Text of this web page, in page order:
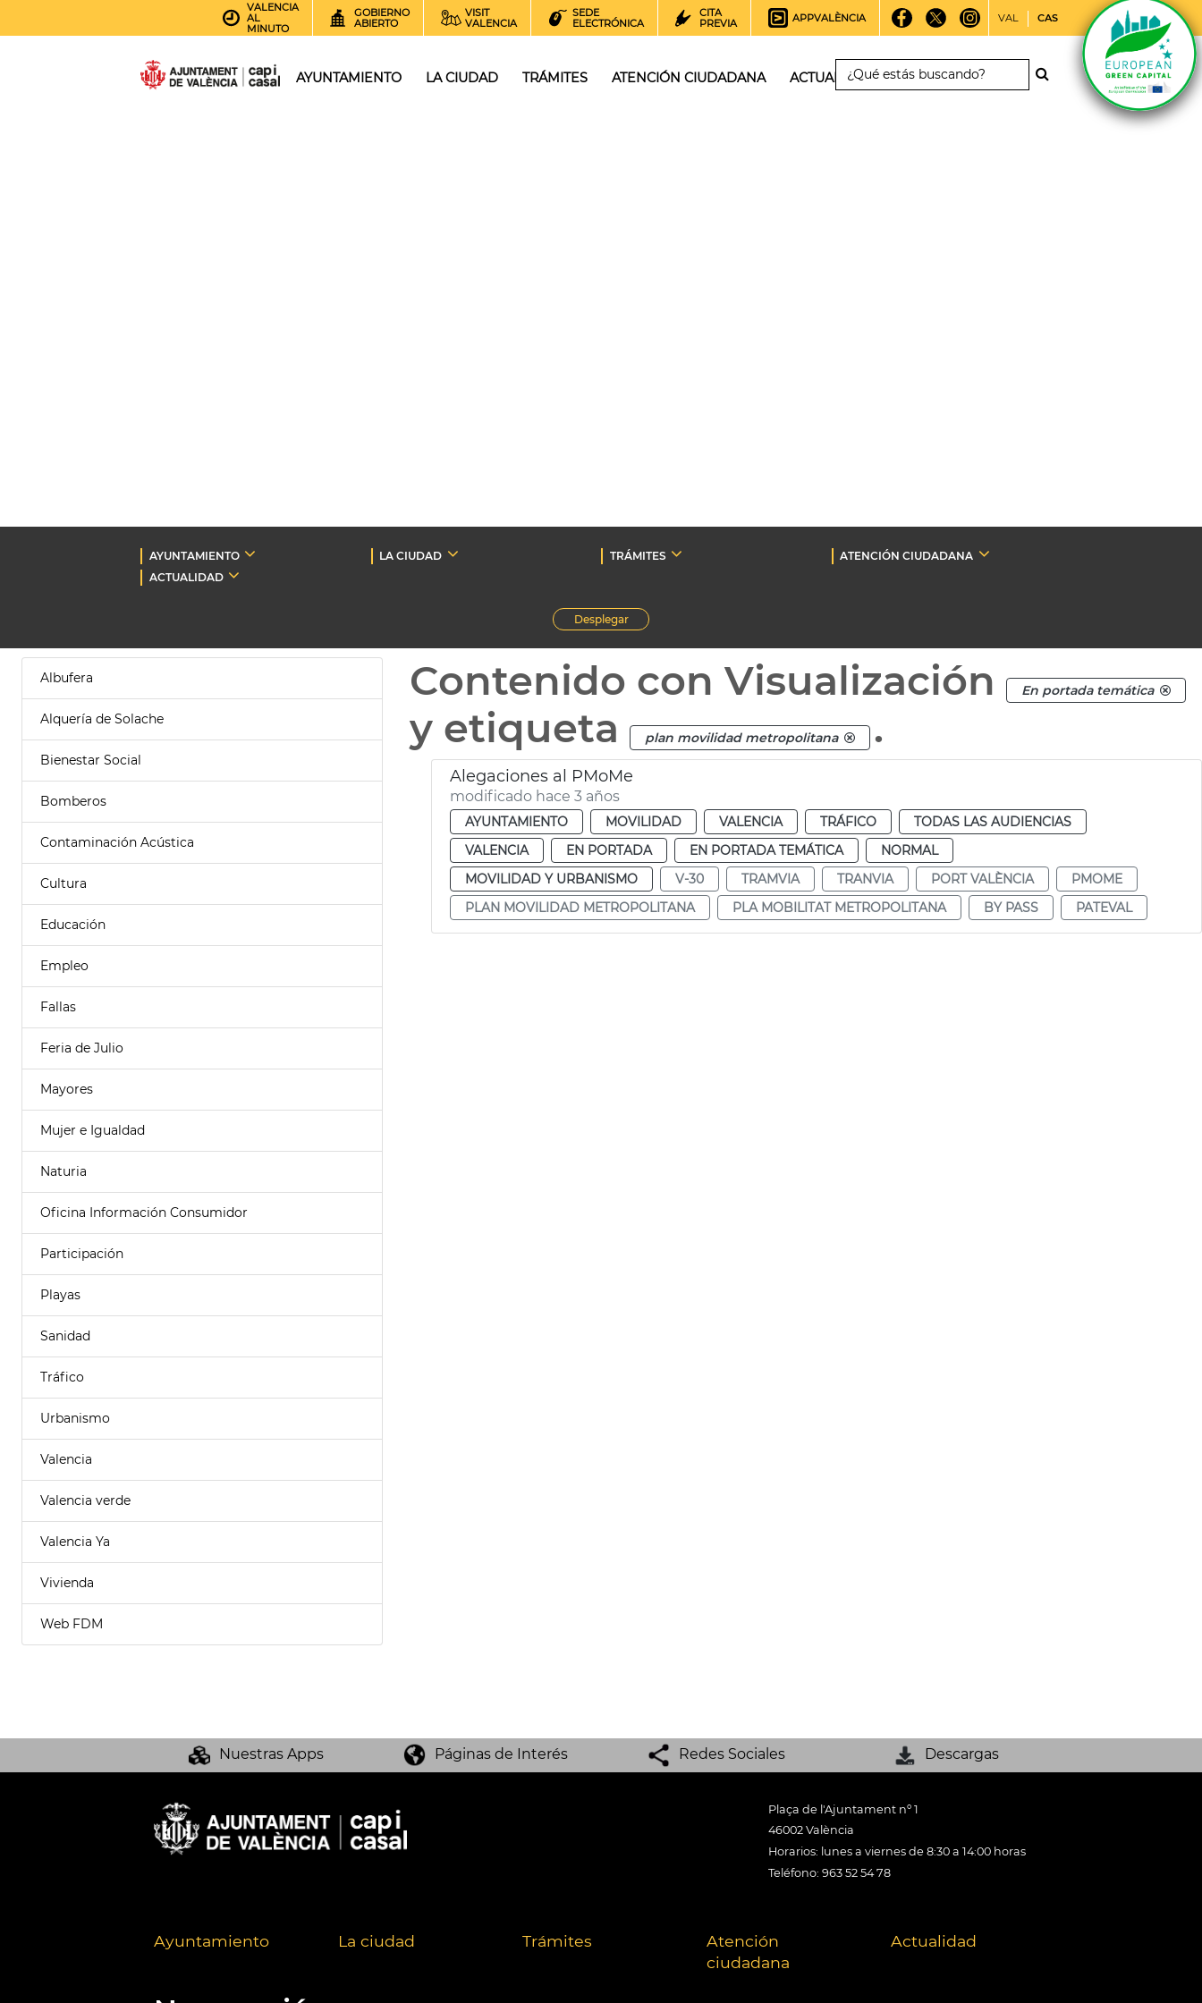
VALENCIA
AL
MINUTO
GOBIERNO
ABIERTO
VISIT
VALENCIA
SEDE
ELECTRÓNICA
CITA
PREVIA
APPVALÈNCIA VAL CAS
AYUNTAMIENTO LA CIUDAD TRÁMITES ATENCIÓN CIUDADANA ACTUALIDAD
AYUNTAMIENTO LA CIUDAD TRÁMITES
ATENCIÓN CIUDADANA
ACTUALIDAD
Desplegar
Albufera
Alquería de Solache
Bienestar Social
Bomberos
Contaminación Acústica
Cultura
Educación
Empleo
Fallas
Feria de Julio
Mayores
Mujer e Igualdad
Naturia
Oficina Información Consumidor
Participación
Playas
Sanidad
Tráfico
Urbanismo
Valencia
Valencia verde
Valencia Ya
Vivienda
Web FDM
Contenido con Visualización En portada temática
y etiqueta plan movilidad metropolitana .
Alegaciones al PMoMe
modificado hace 3 años
AYUNTAMIENTO MOVILIDAD VALENCIA TRÁFICO
TODAS LAS AUDIENCIAS
VALENCIA
EN PORTADA EN PORTADA TEMÁTICA
NORMAL
MOVILIDAD Y URBANISMO
V-30 TRAMVIA TRANVIA PORT VALÈNCIA
PMOME
PLAN MOVILIDAD METROPOLITANA
PLA MOBILITAT METROPOLITANA BY PASS PATEVAL
Nuestras Apps Páginas de Interés Redes Sociales Descargas
Plaça de l'Ajuntament nº 1
46002 València
Horarios: lunes a viernes de 8:30 a 14:00 horas
Teléfono: 963 52 54 78
Ayuntamiento La ciudad Trámites
Atención
ciudadana
Actualidad